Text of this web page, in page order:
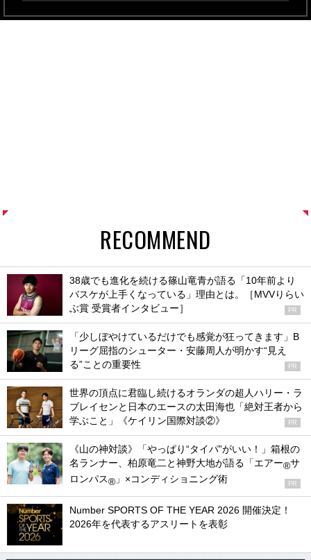
RECOMMEND
38歳でも進化を続ける篠山竜青が語る「10年前より
バスケが上手くなっている」理由とは。［MVVりらい
ぶ賞 受賞者インタビュー］
PR
「少しぼやけているだけでも感覚が狂ってきます」B
リーグ屈指のシューター・安藤周人が明かす“見え
る”ことの重要性
PR
世界の頂点に君臨し続けるオランダの超人ハリー・ラ
ブレイセンと日本のエースの太田海也「絶対王者から
学ぶこと」《ケイリン国際対談②》
PR
《山の神対談》「やっぱり“タイパ”がいい！」箱根の
名ランナー、柏原竜二と神野大地が語る「エアー®サ
ロンパス® 」×コンディショニング術 PR
Number SPORTS OF THE YEAR 2026 開催決定！
2026年を代表するアスリートを表彰